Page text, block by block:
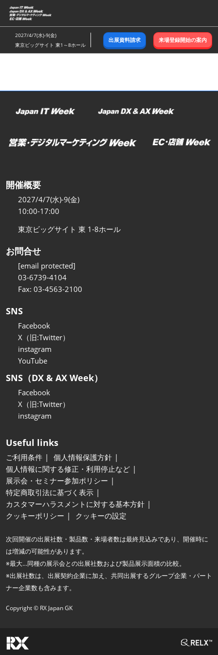
ス
キ
ッ
し
む
2027/4/7(水)-9(金)
東京ビッグサイト 東1～8ホール
出展資料請求 来場登録開始の案内
開催概要
2027/4/7(水)-9(金)
10:00-17:00
東京ビッグサイト 東 1-8ホール
お問合せ
[email protected]
03-6739-4104
Fax: 03-4563-2100
SNS
Facebook
X（旧:Twitter）
instagram
YouTube
SNS（DX & AX Week）
Facebook
X（旧:Twitter）
instagram
Useful links
ご利用条件
個人情報保護方針
個人情報に関する修正・利用停止など
展示会・セミナー参加ポリシー
特定商取引法に基づく表示
カスタマーハラスメントに対する基本方針
クッキーポリシー
クッキーの設定
次回開催の出展社数・製品数・来場者数は最終見込みであり、開催時に
は増減の可能性があります。
※最大…同種の展示会との出展社数および製品展示面積の比較。
※出展社数は、出展契約企業に加え、共同出展するグループ企業・パート
ナー企業数も含みます。
Copyright © RX Japan GK